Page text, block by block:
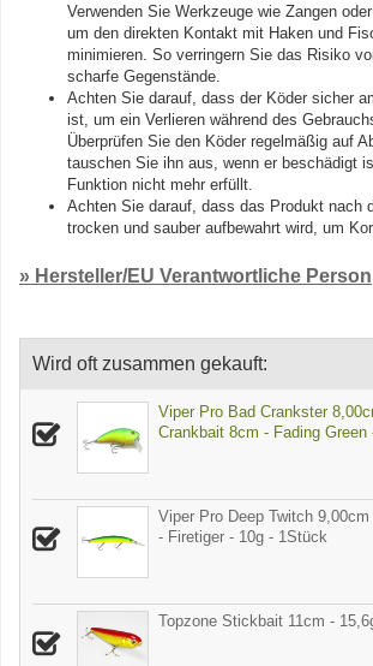
Verwenden Sie Werkzeuge wie Zangen
um den direkten Kontakt mit Haken und
minimieren. So verringern Sie das Risiko
scharfe Gegenstände.
Achten Sie darauf, dass der Köder sicher
ist, um ein Verlieren während des
Überprüfen Sie den Köder regelmäßig auf
tauschen Sie ihn aus, wenn er beschädigt
Funktion nicht mehr erfüllt.
Achten Sie darauf, dass das Produkt nach
trocken und sauber aufbewahrt wird, um
» Hersteller/EU Verantwortliche Person
Wird oft zusammen gekauft:
Viper Pro Bad Crankster
Crankbait 8cm - Fading
Viper Pro Deep Twitch
- Firetiger - 10g - 1Stück
Topzone Stickbait 11cm -